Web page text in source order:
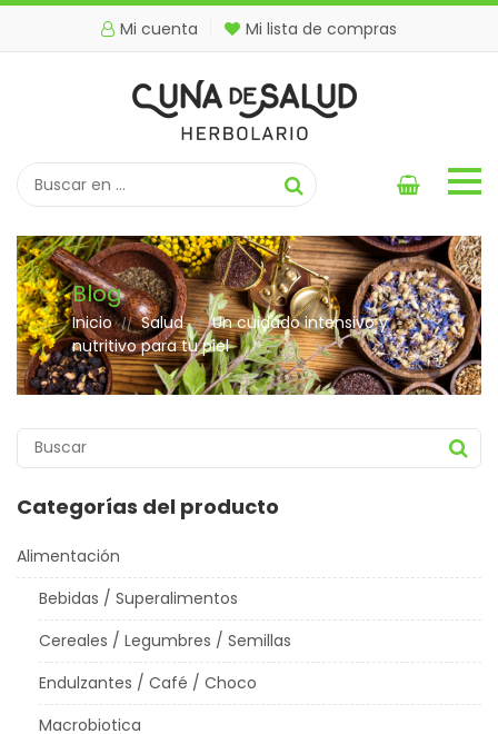
Mi cuenta Mi lista de compras
Blog
Inicio // Salud // Un cuidado intensivo y
nutritivo para tu piel
Categorías del producto
Alimentación
Bebidas / Superalimentos
Cereales / Legumbres / Semillas
Endulzantes / Café / Choco
Macrobiotica